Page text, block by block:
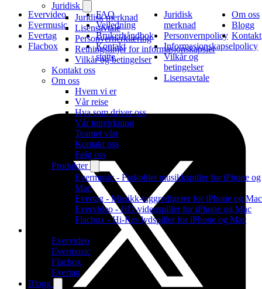
Juridisk
Juridisk merknad
Lisensavtale
Personvernerklæring
Retningslinjer for informasjonskapsler
Vilkår og betingelser
Kontakt oss
Om oss
Hvem vi er
Vår reise
Hva som driver oss
Vår innvirkning
Teamet vårt
Kontakt oss
Følg oss
Produkter
Evermusic - Frakoblet musikkspiller for iPhone og
Mac
Evertag - Musikk-taggredigerer for iPhone og Mac
Evervideo - HD-videospiller for iPhone og Mac
Flacbox - Hi-Res lydspiller for iPhone og Mac
Evervideo
Evermusic
Flacbox
Evertag
Blogg
Evervideo
Evermusic
Evertag
Flacbox
FAQ
Veiledning
Brukerhåndbok
Kontakt
støtte
Juridisk
merknad
Personvernpolicy
Informasjonskapselpolicy
Vilkår og
betingelser
Lisensavtale
Om oss
Blogg
Kontakt